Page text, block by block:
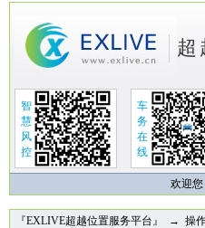
超
智
慧
风
控
车
务
在
线
欢迎您
『EXLIVE超越位置服务平台』 → 操作